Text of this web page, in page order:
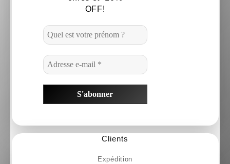
OFF!
Clients
Expédition